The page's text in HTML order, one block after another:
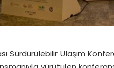
Sürdürülebilir Ulaşım